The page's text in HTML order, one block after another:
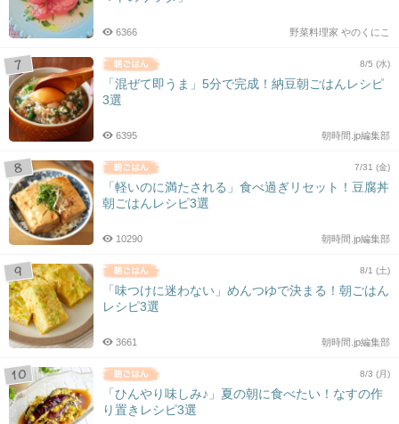
野菜料理家 やのくにこ
6366
8/5 (水)
「混ぜて即うま」5分で完成！納豆朝ごはんレシピ
3選
朝時間.jp編集部
6395
7/31 (金)
「軽いのに満たされる」食べ過ぎリセット！豆腐丼
朝ごはんレシピ3選
朝時間.jp編集部
10290
8/1 (土)
「味つけに迷わない」めんつゆで決まる！朝ごはん
レシピ3選
朝時間.jp編集部
3661
8/3 (月)
「ひんやり味しみ♪」夏の朝に食べたい！なすの作
り置きレシピ3選